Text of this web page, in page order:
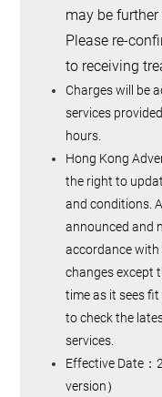
may be
Please re-
to receiving
Charges will be
services
hours.
Hong Kong
the right to
and conditions.
announced and
accordance
changes except
time as it sees
to check the
services.
Effective Date
version）